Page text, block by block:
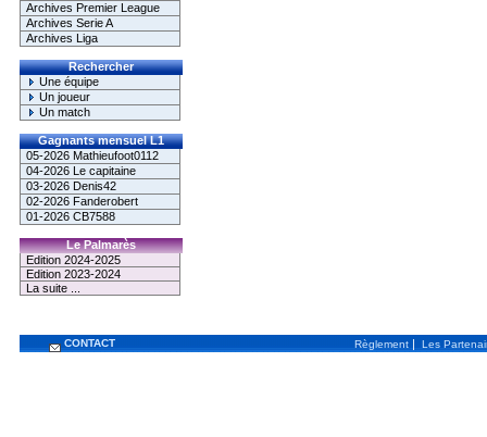
Archives Premier League
Archives Serie A
Archives Liga
Rechercher
Une équipe
Un joueur
Un match
Gagnants mensuel L1
05-2026 Mathieufoot0112
04-2026 Le capitaine
03-2026 Denis42
02-2026 Fanderobert
01-2026 CB7588
Le Palmarès
Edition 2024-2025
Edition 2023-2024
La suite ...
CONTACT Règlement | Les